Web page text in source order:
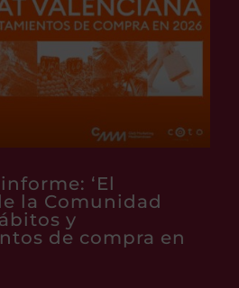
‘El
la Comunidad
y
de compra en